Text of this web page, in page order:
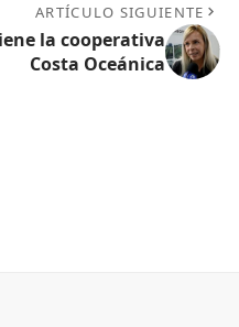
ARTÍCULO SIGUIENTE
la cooperativa
Costa Oceánica